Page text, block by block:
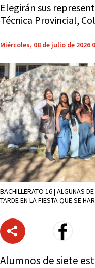
Elegirán sus
Técnica Provincial,
Miércoles, 08 de julio de 2026
BACHILLERATO 16 | ALGUNAS
TARDE EN LA FIESTA QUE SE
Alumnos de siete